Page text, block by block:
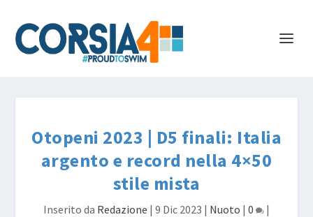
Otopeni 2023 | D5 finali: Italia
argento e record nella 4×50
stile mista
Inserito da Redazione | 9 Dic 2023 | Nuoto | 0 |